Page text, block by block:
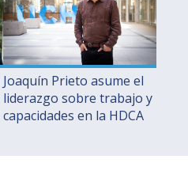
Joaquín Prieto asume el
liderazgo sobre trabajo y
capacidades en la HDCA